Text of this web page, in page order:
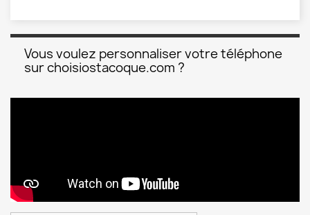
Vous voulez personnaliser votre téléphone
sur choisiostacoque.com ?